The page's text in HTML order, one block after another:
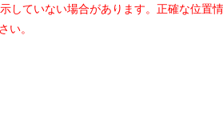
していない場合があります。正確な位置
い。